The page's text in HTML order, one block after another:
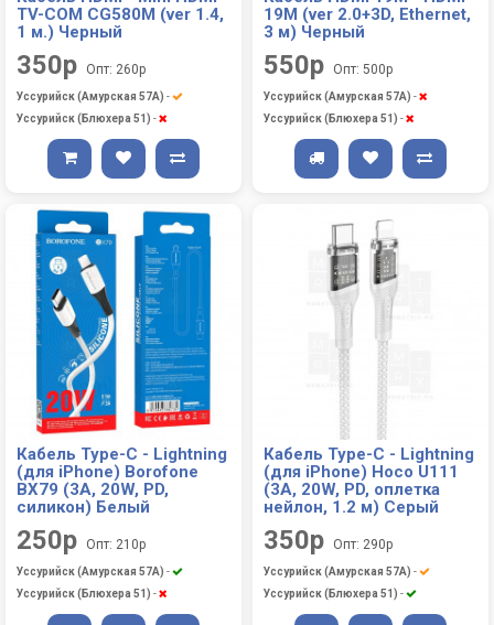
TV-COM CG580M (ver 1.4,
1 м.) Черный
350р Опт: 260р
Уссурийск (Амурская 57А) -
Уссурийск (Блюхера 51) -
19M (ver 2.0+3D, Ethernet,
3 м) Черный
550р Опт: 500р
Уссурийск (Амурская 57А) -
Уссурийск (Блюхера 51) -
Кабель Type-C - Lightning
(для iPhone) Borofone
BX79 (3A, 20W, PD,
силикон) Белый
250р Опт: 210р
Уссурийск (Амурская 57А) -
Уссурийск (Блюхера 51) -
Кабель Type-C - Lightning
(для iPhone) Hoco U111
(3A, 20W, PD, оплетка
нейлон, 1.2 м) Серый
350р Опт: 290р
Уссурийск (Амурская 57А) -
Уссурийск (Блюхера 51) -